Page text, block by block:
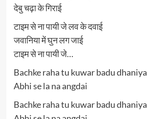
देबु चढ़ा के गिराई
टाइम से ना पायी जे लव के दवाई
जवानिया में घुन लग जाई
टाइम से ना पायी जे…
Bachke raha tu kuwar badu dhaniya
Abhi se la na angdai
Bachke raha tu kuwar badu dhaniya